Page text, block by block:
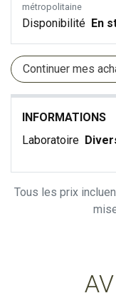
métropolitaine
Disponibilité En
Continuer mes
INFORMATIONS
Laboratoire
Tous les prix